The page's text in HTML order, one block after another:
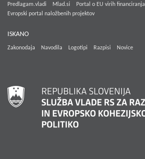
Predlagam.vladi
Mlad.si
Portal o EU virih financiranja
Evropski portal naložbenih projektov
ISKANO
Zakonodaja Navodila Logotipi Razpisi Novice